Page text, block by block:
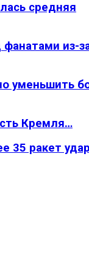
средняя
фанатами из-
уменьшить
Кремля…
35 ракет